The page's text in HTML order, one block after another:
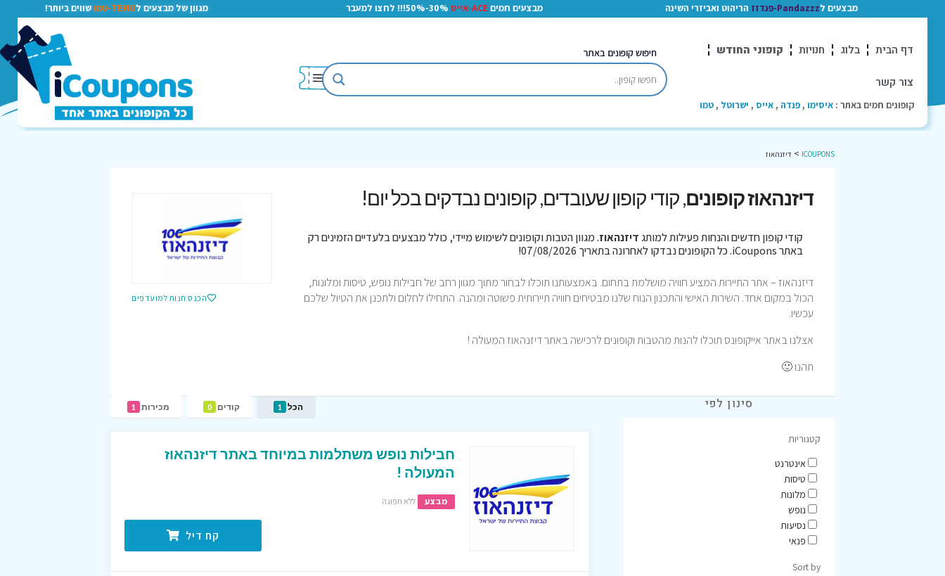
מבצעים לPandazzz-פנדזז הריהוט ואביזרי השינה מבצעים חמיםACE-אייס 30%-50%!!! לחצו למעבר מגוון של מבצעים לTEMU-טמו שווים ביותר!
דף הבית בלוג חנויות קופוני החודש
צור קשר
קופונים חמים באתר : איסימו ,פנדה ,אייס , ישרוטל ,טמו
חיפוש קופונים באתר
ICOUPONS
> דיזנהאוז
הכנס חנות למועדפים
דיזנהאוז קופונים, קודי קופון שעובדים, קופונים נבדקים בכל יום!
קודי קופון חדשים והנחות פעילות למותגדיזנהאוז. מגוון הטבות וקופונים לשימוש מיידי, כולל מבצעים בלעדיים הזמינים רק
באתר iCoupons. כל הקופונים נבדקו לאחרונה בתאריך 07/08/2026!
דיזנהאוז – אתר התיירות המציע חוויה מושלמת בתחום. באמצעותנו תוכלו לבחור מתוך מגוון רחב של חבילות נופש, טיסות ומלונות,
הכול במקום אחד. השירות האישי והתכנון הנוח שלנו מבטיחים חוויה תיירותית פשוטה ומהנה. התחילו לחלום ולתכנן את הטיול שלכם
עכשיו.
אצלנו באתר אייקופונס תוכלו להנות מהטבות וקופונים לרכישה באתר דיזנהאוז המעולה !
תהנו 🙂
הכל 1 קודים 0 מכירות 1
חבילות נופש משתלמות במיוחד באתר דיזנהאוז
המעולה !
מבצע ללא תפוגה
קח דיל
סינון לפי
קטגוריות
אינטרנט
טיסות
מלונות
נופש
נסיעות
פנאי
Sort by